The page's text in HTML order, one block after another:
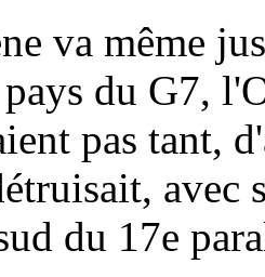
va même
du G7,
pas tant,
avec
du 17e